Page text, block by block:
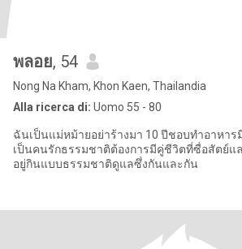
พลอย, 54
Nong Na Kham, Khon Kaen, Thailandia
Alla ricerca di: Uomo 55 - 80
ฉันเป็นแม่หม้ายอย่าร้างมา 10 ปีชอบทำอาหา
เป็นคนรักธรรมชาติต้องการมีคู่ชีวิตที่ซื่อสัตย์แ
อยู่กินแบบธรรมชาติดูแลซึ่งกันและกัน